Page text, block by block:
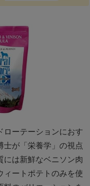
ローテーションにおす
士が「栄養学」の視点
には新鮮なベニソン肉
ィートポテトのみを使